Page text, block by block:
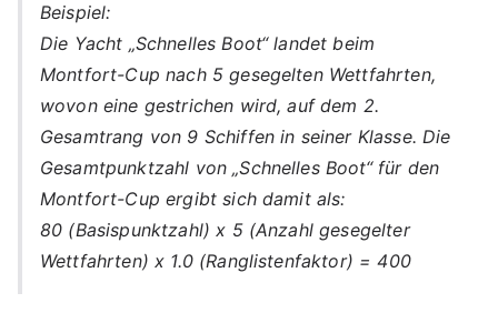
Beispiel:
Die Yacht „Schnelles Boot“ landet beim
Montfort-Cup nach 5 gesegelten Wettfahrten,
wovon eine gestrichen wird, auf dem 2.
Gesamtrang von 9 Schiffen in seiner Klasse. Die
Gesamtpunktzahl von „Schnelles Boot“ für den
Montfort-Cup ergibt sich damit als:
80 (Basispunktzahl) x 5 (Anzahl gesegelter
Wettfahrten) x 1.0 (Ranglistenfaktor) = 400